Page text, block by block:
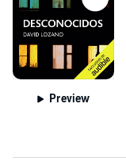
Preview